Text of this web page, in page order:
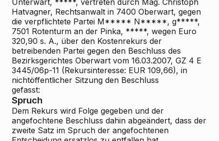
Unterwart, *****, vertreten durch Mag. Christoph
Hatvagner, Rechtsanwalt in 7400 Oberwart, gegen
die verpflichtete Partei M***** N*****, g*****,
7501 Rotenturm an der Pinka, *****, wegen Euro
320,90 s. A., über den Kostenrekurs der
betreibenden Partei gegen den Beschluss des
Bezirksgerichtes Oberwart vom 16.03.2007, GZ 4 E
3445/06p-11 (Rekursinteresse: EUR 109,66), in
nichtöffentlicher Sitzung den Beschluss
gefasst:
Spruch
Dem Rekurs wird Folge gegeben und der
angefochtene Beschluss dahin abgeändert, dass der
zweite Satz im Spruch der angefochtenen